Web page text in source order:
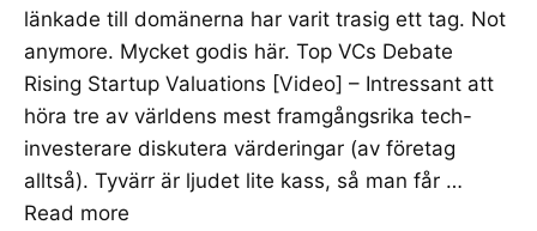
länkade till domänerna har varit trasig ett tag. Not
anymore. Mycket godis här. Top VCs Debate
Rising Startup Valuations [Video] – Intressant att
höra tre av världens mest framgångsrika tech-
investerare diskutera värderingar (av företag
alltså). Tyvärr är ljudet lite kass, så man får …
Read more